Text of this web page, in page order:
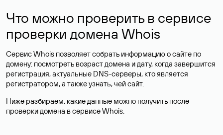
Что можно проверить в сервисе
проверки домена Whois
Сервис Whois позволяет собрать информацию о сайте по
домену: посмотреть возраст домена и дату, когда завершится
регистрация, актуальные DNS-серверы, кто является
регистратором, а также узнать, чей сайт.
Ниже разбираем, какие данные можно получить после
проверки домена в сервисе Whois.